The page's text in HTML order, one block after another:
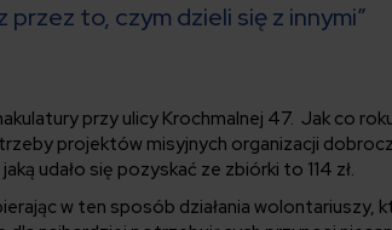
to, czym dzieli się z innymi”
przy ulicy Krochmalnej 47. Jak co
projektów misyjnych organizacji
udało się pozyskać ze zbiórki to 114 zł.
w ten sposób działania wolontariuszy,